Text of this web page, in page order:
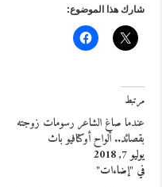
شارك هذا الموضوع:
مرتبط
عندما صاغ الشاعر رسومات زوجته
بقصائد.. ألواح أوكتافيو باث
يوليو 7, 2018
في "إضاءات"